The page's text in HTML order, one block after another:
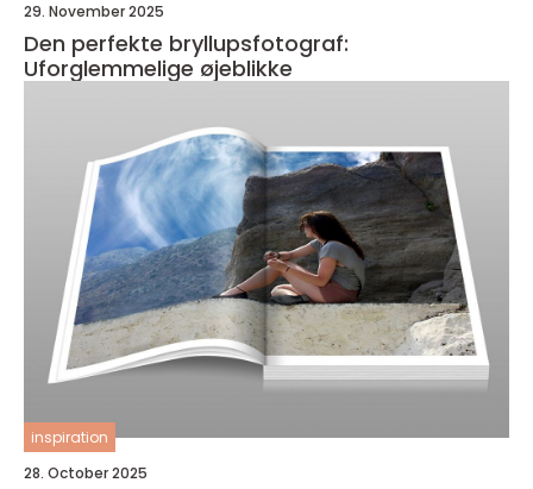
29. November 2025
Den perfekte bryllupsfotograf:
Uforglemmelige øjeblikke
inspiration
28. October 2025